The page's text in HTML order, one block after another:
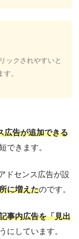
ックされやすいと
。
広告が追加できる
できます。
ドセンス広告が設
に増えたのです。
事内広告を「見出
にしています。